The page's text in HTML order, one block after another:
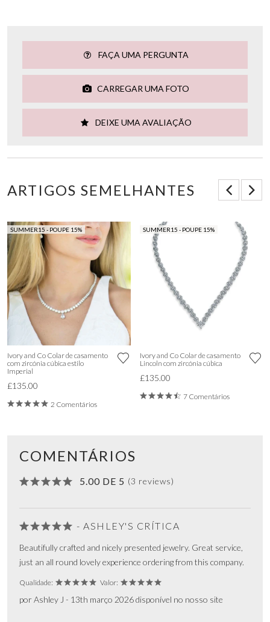
FAÇA UMA PERGUNTA
CARREGAR UMA FOTO
DEIXE UMA AVALIAÇÃO
ARTIGOS SEMELHANTES
SUMMER15 - POUPE 15%
Ivory and Co Colar de casamento
com zircónia cúbica estilo
Imperial
£135.00
2 Comentários
SUMMER15 - POUPE 15%
Ivory and Co Colar de casamento
Lincoln com zircónia cúbica
£135.00
7 Comentários
COMENTÁRIOS
5.00 DE 5 (3 reviews)
- ASHLEY'S CRÍTICA
Beautifully crafted and nicely presented jewelry. Great service,
just an all round lovely experience ordering from this company.
Qualidade: Valor:
por Ashley J - 13th março 2026 disponível no nosso site